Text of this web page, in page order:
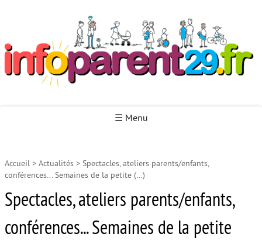
☰ Menu
Accueil
Autour de la petite enfance
Autour de l’enfance
Accueil > Actualités > Spectacles, ateliers parents/enfants,
conférences... Semaines de la petite (…)
Spectacles, ateliers parents/enfants,
conférences... Semaines de la petite